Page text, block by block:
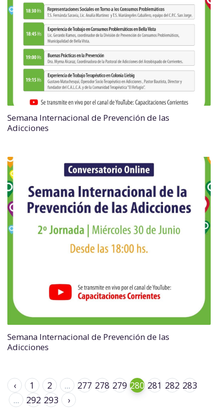
Semana Internacional de Prevención de las
Adicciones
Semana Internacional de Prevención de las
Adicciones
‹ 1 2 ... 277 278 279 280 281 282 283
...
292 293 ›